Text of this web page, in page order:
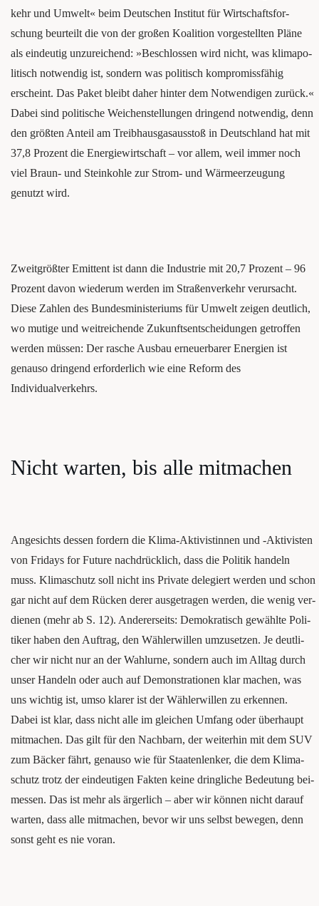
kehr und Umwelt« beim Deut­schen Insti­tut für Wirt­schafts­for­
schung beur­teilt die von der gro­ßen Koali­ti­on vor­ge­stell­ten Plä­ne
als ein­deu­tig unzu­rei­chend: »Beschlos­sen wird nicht, was kli­ma­po­
li­tisch not­wen­dig ist, son­dern was poli­tisch kom­pro­miss­fä­hig
erscheint. Das Paket bleibt daher hin­ter dem Not­wen­di­gen zurück.«
Dabei sind poli­ti­sche Wei­chen­stel­lun­gen drin­gend not­wen­dig, denn
den größ­ten Anteil am Treib­haus­gas­aus­stoß in Deutsch­land hat mit
37,8 Pro­zent die Ener­gie­wirt­schaft – vor allem, weil immer noch
viel Braun- und Stein­koh­le zur Strom- und Wär­me­er­zeu­gung
genutzt wird.
Zweit­größ­ter Emit­tent ist dann die Indus­trie mit 20,7 Pro­zent – 96
Pro­zent davon wie­der­um wer­den im Stra­ßen­ver­kehr ver­ur­sacht.
Die­se Zah­len des Bun­des­mi­nis­te­ri­ums für Umwelt zei­gen deut­lich,
wo muti­ge und weit­rei­chen­de Zukunfts­ent­schei­dun­gen getrof­fen
wer­den müssen: Der rasche Aus­bau erneu­er­ba­rer Ener­gien ist
genau­so drin­gend erfor­der­lich wie eine Reform des
Individualverkehrs.
Nicht war­ten, bis alle mitmachen
Ange­sichts des­sen for­dern die Kli­ma-Akti­vis­tin­nen und ‑Akti­vis­ten
von Fri­days for Future nachdrücklich, dass die Poli­tik han­deln
muss. Kli­ma­schutz soll nicht ins Pri­va­te dele­giert wer­den und schon
gar nicht auf dem Rücken derer aus­ge­tra­gen wer­den, die wenig ver­
die­nen (mehr ab S. 12). Ande­rer­seits: Demo­kra­tisch gewähl­te Poli­
ti­ker haben den Auf­trag, den Wäh­ler­wil­len umzu­set­zen. Je deut­li­
cher wir nicht nur an der Wahl­ur­ne, son­dern auch im All­tag durch
unser Han­deln oder auch auf Demons­tra­tio­nen klar machen, was
uns wich­tig ist, umso kla­rer ist der Wäh­ler­wil­len zu erken­nen.
Dabei ist klar, dass nicht alle im glei­chen Umfang oder überhaupt
mit­ma­chen. Das gilt für den Nach­barn, der wei­ter­hin mit dem SUV
zum Bäcker fährt, genau­so wie für Staa­ten­len­ker, die dem Kli­ma­
schutz trotz der ein­deu­ti­gen Fak­ten kei­ne dring­li­che Bedeu­tung bei­
mes­sen. Das ist mehr als ärger­lich – aber wir kön­nen nicht dar­auf
war­ten, dass alle mit­ma­chen, bevor wir uns selbst bewe­gen, denn
sonst geht es nie voran.